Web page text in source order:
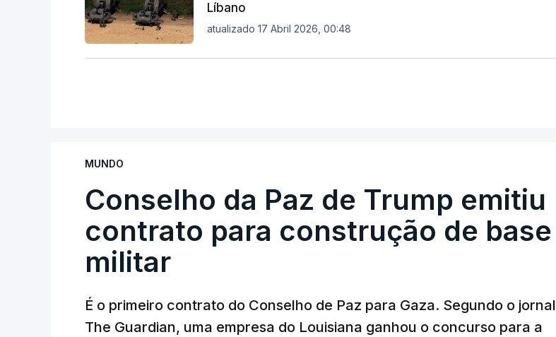
Líbano
atualizado 17 Abril 2026, 00:48
MUNDO
Conselho da Paz de Trump emitiu
contrato para construção de base
militar
É o primeiro contrato do Conselho de Paz para Gaza. Segundo o jornal
The Guardian, uma empresa do Louisiana ganhou o concurso para a